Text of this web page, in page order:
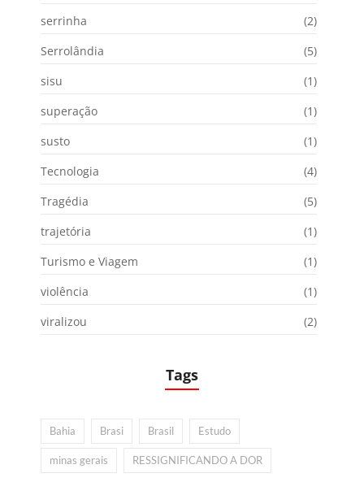
serrinha
(2)
Serrolândia
(5)
sisu
(1)
superação
(1)
susto
(1)
Tecnologia
(4)
Tragédia
(5)
trajetória
(1)
Turismo e Viagem
(1)
violência
(1)
viralizou
(2)
Tags
Bahia Brasi Brasil Estudo
minas gerais RESSIGNIFICANDO A DOR